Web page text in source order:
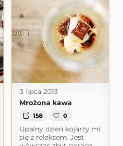
3 lipca 2013
Mrożona kawa
158 0
Upalny dzień kojarzy mi
się z relaksem. Jest